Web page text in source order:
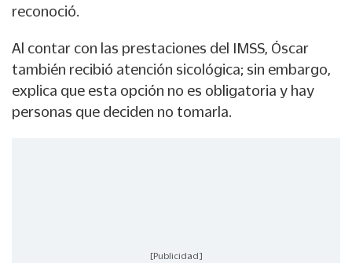
reconoció.
Al contar con las prestaciones del IMSS, Óscar
también recibió atención sicológica; sin embargo,
explica que esta opción no es obligatoria y hay
personas que deciden no tomarla.
[Publicidad]